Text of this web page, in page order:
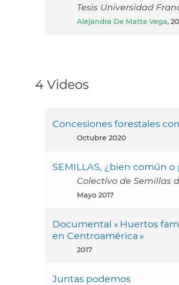
Tesis Universidad
Alejandra De Matta Vega,
4 Videos
Concesiones forestales
octubre 2020
SEMILLAS, ¿bien común
Colectivo de Semillas
mayo 2017
Documental « Huertos
en Centroamérica »
2017
Juntas podemos